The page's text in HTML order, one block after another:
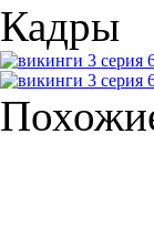
Кадры